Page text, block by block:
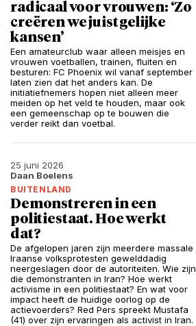
radicaal voor vrouwen: ‘Zo
creëren we juist gelijke
kansen’
Een amateurclub waar alleen meisjes en
vrouwen voetballen, trainen, fluiten en
besturen: FC Phoenix wil vanaf september
laten zien dat het anders kan. De
initiatiefnemers hopen niet alleen meer
meiden op het veld te houden, maar ook
een gemeenschap op te bouwen die
verder reikt dan voetbal.
25 juni 2026
Daan Boelens
BUITENLAND
Demonstreren in een
politiestaat. Hoe werkt
dat?
De afgelopen jaren zijn meerdere massale
Iraanse volksprotesten gewelddadig
neergeslagen door de autoriteiten. Wie zijn
die demonstranten in Iran? Hoe werkt
activisme in een politiestaat? En wat voor
impact heeft de huidige oorlog op de
actievoerders? Red Pers spreekt Mustafa
(41) over zijn ervaringen als activist in Iran.